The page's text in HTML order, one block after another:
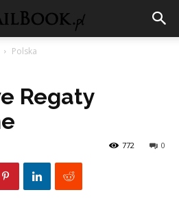
Polska
Regaty
0
772